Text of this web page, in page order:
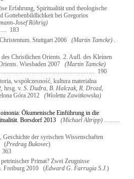
Erfahrung, Spiritualität und theologische
Gottebenbildlichkeit bei Gregorios
Josef Röhrig)
183
Stuttgart 2006 (Martin Tamcke)
Christlichen Orients. 2. Aufl. des Kleinen
Wiesbaden 2007
(Martin Tamcke)
190
współczesność, kultura materialna
hrsg. v.S. Dudra, B. Halczak, R. Drozd,
Góra 2012
(Wioletta Zawitkowska)
Ökumenische Einführung in die
Borsdorf 2013
(Michael Altripp)
, Geschichte der syrischen Wissenschaften
(Predrag Bukovec)
363
Primat? Zwei Zeugnisse
Freiburg 2010
(Edward G. Farrugia S.J.)